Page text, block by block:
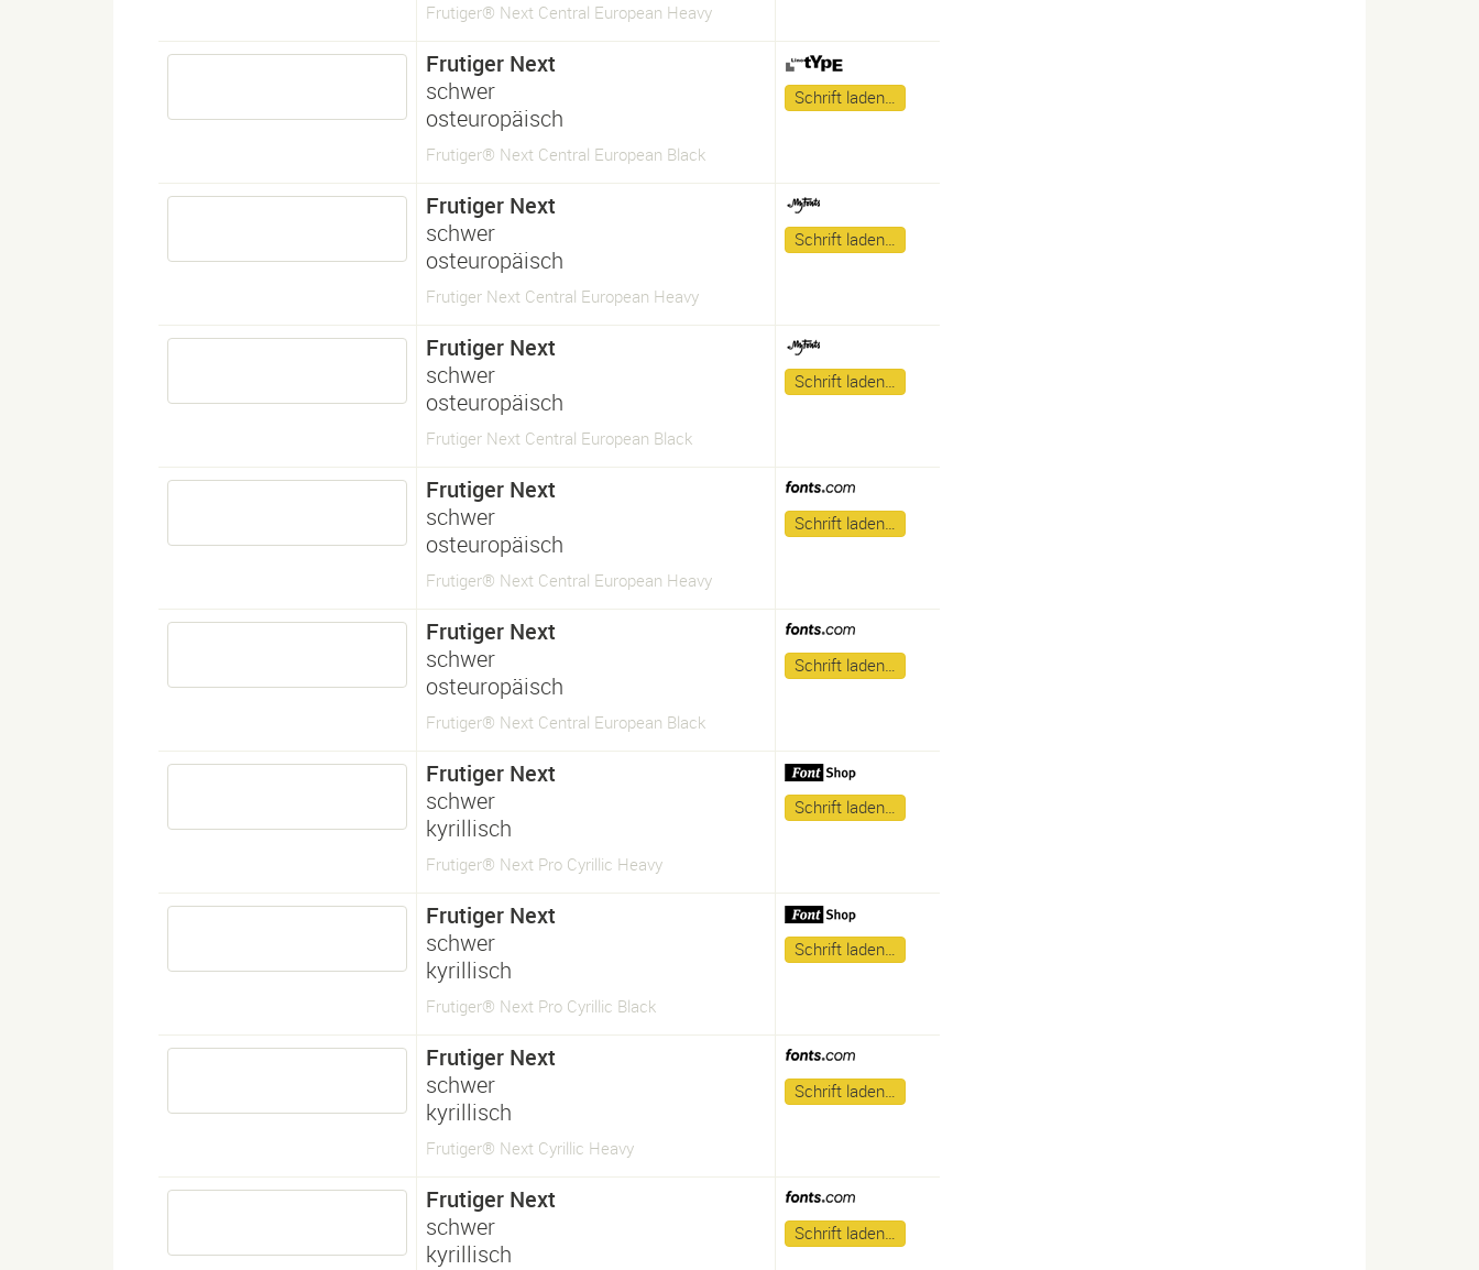
Frutiger® Next Central European Heavy
Frutiger Next
schwer
osteuropäisch
Frutiger® Next Central European Black
Schrift laden…
Frutiger Next
schwer
osteuropäisch
Frutiger Next Central European Heavy
Schrift laden…
Frutiger Next
schwer
osteuropäisch
Frutiger Next Central European Black
Schrift laden…
Frutiger Next
schwer
osteuropäisch
Frutiger® Next Central European Heavy
Schrift laden…
Frutiger Next
schwer
osteuropäisch
Frutiger® Next Central European Black
Schrift laden…
Frutiger Next
schwer
kyrillisch
Frutiger® Next Pro Cyrillic Heavy
Schrift laden…
Frutiger Next
schwer
kyrillisch
Frutiger® Next Pro Cyrillic Black
Schrift laden…
Frutiger Next
schwer
kyrillisch
Frutiger® Next Cyrillic Heavy
Schrift laden…
Frutiger Next
schwer
kyrillisch
Schrift laden…